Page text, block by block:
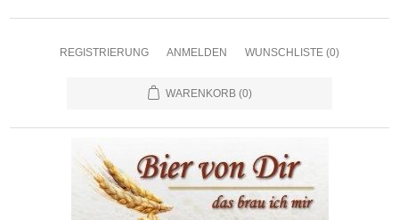
REGISTRIERUNG ANMELDEN WUNSCHLISTE (0)
WARENKORB (0)